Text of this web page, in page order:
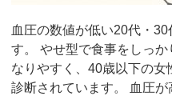
血圧の数値が低い20代・
す。 やせ型で食事をしっか
なりやすく、40歳以下の女
診断されています。 血圧